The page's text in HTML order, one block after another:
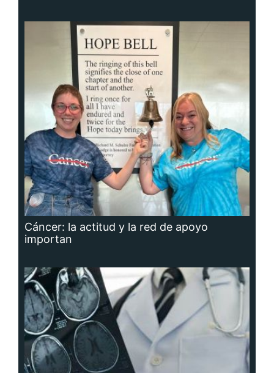
Cáncer: la actitud y la red de apoyo
importan